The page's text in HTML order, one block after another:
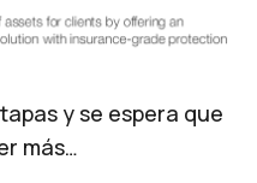
y se espera que
más…